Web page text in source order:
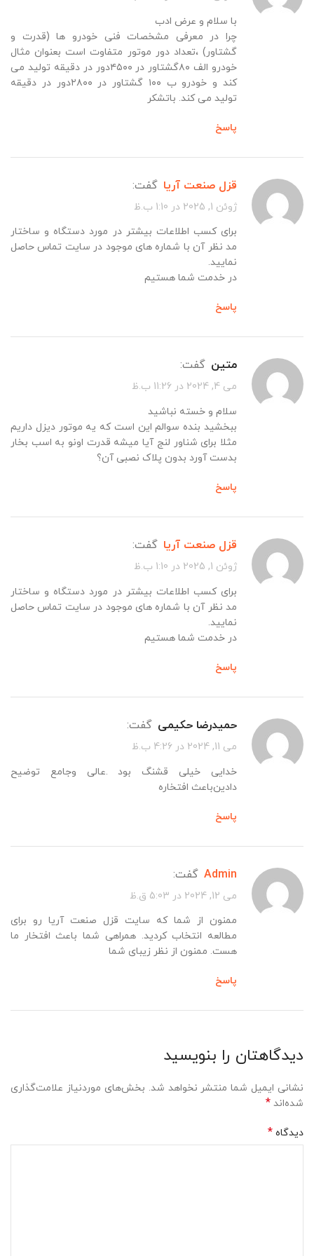
با سلام و عرض ادب
چرا در معرفی مشخصات فنی خودرو ها (قدرت و
گشتاور) ،تعداد دور موتور متفاوت است بعنوان مثال
خودرو الف ۸۰گشتاور در ۴۵۰۰دور در دقیقه تولید می
کند و خودرو ب ۱۰۰ گشتاور در ۲۸۰۰دور در دقیقه
تولید می کند. باتشکر
پاسخ
قزل صنعت آریا گفت:
ژوئن 1, 2025 در 1:10 ب.ظ
برای کسب اطلاعات بیشتر در مورد دستگاه و ساختار
مد نظر آن با شماره های موجود در سایت تماس حاصل
نمایید.
در خدمت شما هستیم
پاسخ
متین گفت:
می 4, 2024 در 11:26 ب.ظ
سلام و خسته نباشید
ببخشید بنده سوالم این است که یه موتور دیزل داریم
مثلا برای شناور لنج آیا میشه قدرت اونو به اسب بخار
بدست آورد بدون پلاک نصبی آن؟
پاسخ
قزل صنعت آریا گفت:
ژوئن 1, 2025 در 1:10 ب.ظ
برای کسب اطلاعات بیشتر در مورد دستگاه و ساختار
مد نظر آن با شماره های موجود در سایت تماس حاصل
نمایید.
در خدمت شما هستیم
پاسخ
حمیدرضا حکیمی گفت:
می 11, 2024 در 4:26 ب.ظ
خدایی خیلی قشنگ بود .عالی وجامع توضیح
دادین‌باعث افتخاره
پاسخ
admin گفت:
می 12, 2024 در 5:03 ق.ظ
ممنون از شما که سایت قزل صنعت آریا رو برای
مطالعه انتخاب کردید. همراهی شما باعث افتخار ما
هست. ممنون از نظر زیبای شما
پاسخ
دیدگاهتان را بنویسید
نشانی ایمیل شما منتشر نخواهد شد. بخش‌های موردنیاز علامت‌گذاری
شده‌اند *
دیدگاه *